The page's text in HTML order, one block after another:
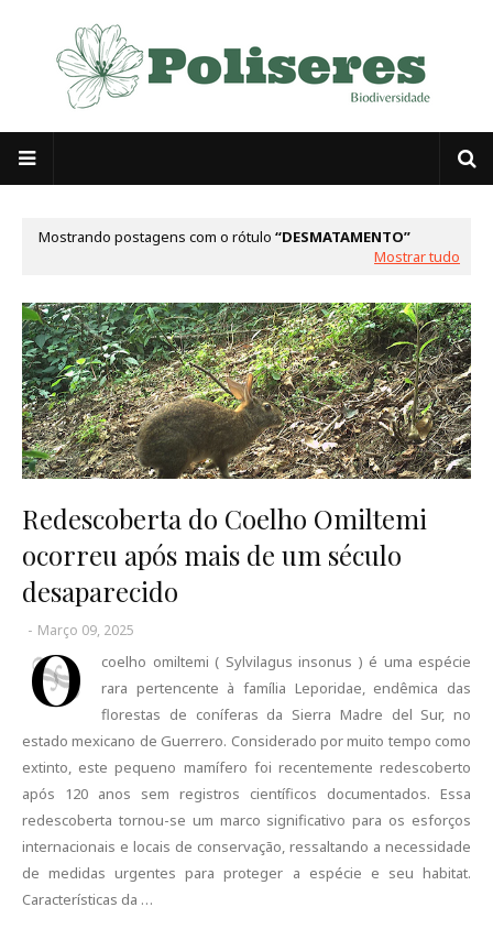
Mostrando postagens com o rótulo
DESMATAMENTO
Mostrar tudo
Redescoberta do Coelho Omiltemi
ocorreu após mais de um século
desaparecido
- Março 09, 2025
O
coelho omiltemi ( Sylvilagus insonus ) é uma espécie
rara pertencente à família Leporidae, endêmica das
florestas de coníferas da Sierra Madre del Sur, no
estado mexicano de Guerrero. Considerado por muito tempo como
extinto, este pequeno mamífero foi recentemente redescoberto
após 120 anos sem registros científicos documentados. Essa
redescoberta tornou-se um marco significativo para os esforços
internacionais e locais de conservação, ressaltando a necessidade
de medidas urgentes para proteger a espécie e seu habitat.
Características da …